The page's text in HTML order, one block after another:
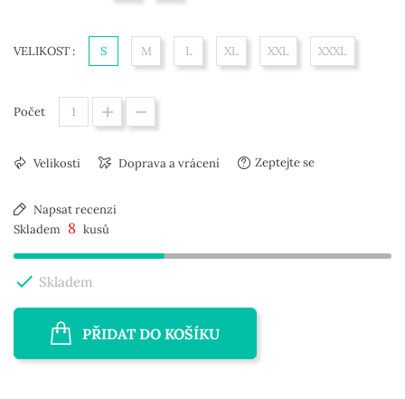
VELIKOST : S M L XL XXL XXXL
Počet
Velikosti Doprava a vrácení Zeptejte se
Napsat recenzi
Skladem 8 kusů
 Skladem
PŘIDAT DO KOŠÍKU